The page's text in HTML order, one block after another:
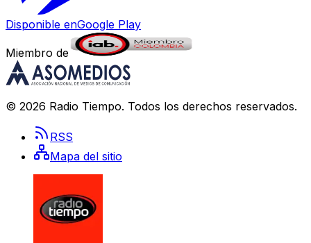
Disponible enGoogle Play
Miembro de
© 2026 Radio Tiempo. Todos los derechos reservados.
RSS
Mapa del sitio